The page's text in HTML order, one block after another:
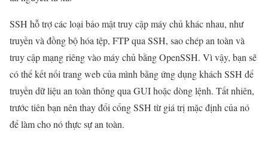
SSH hỗ trợ các loại bảo mật truy cập máy chủ khác nhau, như
truyền và đồng bộ hóa tệp, FTP qua SSH, sao chép an toàn và
truy cập mạng riêng vào máy chủ bằng OpenSSH. Vì vậy, bạn sẽ
có thể kết nối trang web của mình bằng ứng dụng khách SSH để
truyền dữ liệu an toàn thông qua GUI hoặc dòng lệnh. Tất nhiên,
trước tiên bạn nên thay đổi cổng SSH từ giá trị mặc định của nó
để làm cho nó thực sự an toàn.